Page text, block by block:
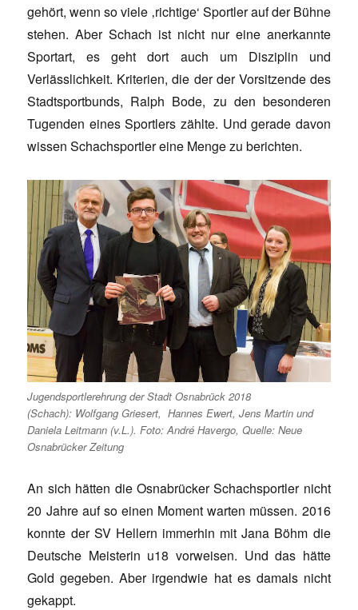
gehört, wenn so viele ‚richtige‘ Sportler auf der Bühne
stehen. Aber Schach ist nicht nur eine anerkannte
Sportart, es geht dort auch um Disziplin und
Verlässlichkeit. Kriterien, die der der Vorsitzende des
Stadtsportbunds, Ralph Bode, zu den besonderen
Tugenden eines Sportlers zählte. Und gerade davon
wissen Schachsportler eine Menge zu berichten.
Jugendsportlerehrung der Stadt Osnabrück 2018
(Schach): Wolfgang Griesert, Hannes Ewert, Jens Martin und
Daniela Leitmann (v.L.). Foto: André Havergo, Quelle: Neue
Osnabrücker Zeitung
An sich hätten die Osnabrücker Schachsportler nicht
20 Jahre auf so einen Moment warten müssen. 2016
konnte der SV Hellern immerhin mit Jana Böhm die
Deutsche Meisterin u18 vorweisen. Und das hätte
Gold gegeben. Aber irgendwie hat es damals nicht
gekappt.